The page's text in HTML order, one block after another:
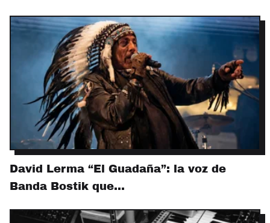
David Lerma “El Guadaña”: la voz de
Banda Bostik que…